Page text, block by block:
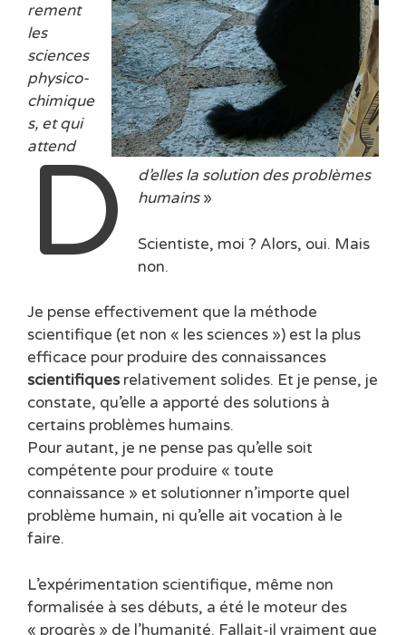
D
rement
les
sciences
physico-
chimique
s, et qui
attend
d’elles la solution des problèmes
humains»
Scientiste, moi ? Alors, oui. Mais
non.
Je pense effectivement que la méthode
scientifique (et non « les sciences ») est la plus
efficace pour produire des connaissances
scientifiquesrelativement solides. Et je pense, je
constate, qu’elle a apporté des solutions à
certains problèmes humains.
Pour autant, je ne pense pas qu’elle soit
compétente pour produire « toute
connaissance » et solutionner n’importe quel
problème humain, ni qu’elle ait vocation à le
faire.
L’expérimentation scientifique, même non
formalisée à ses débuts, a été le moteur des
« progrès » de l’humanité. Fallait-il vraiment que